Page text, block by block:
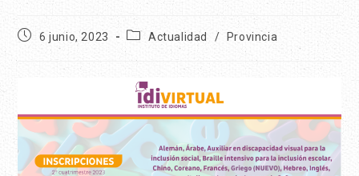
6 junio, 2023 Actualidad / Provincia